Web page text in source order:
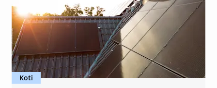
Koti